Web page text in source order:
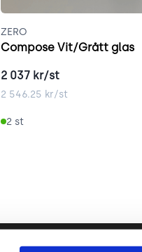
ZERO
Compose Vit/Grått glas
2 037 kr/st
2 546.25 kr/st
2 st